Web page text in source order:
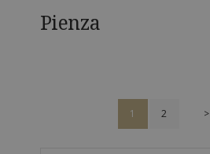
Pienza
1 2 >